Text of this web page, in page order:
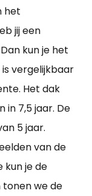
het
jij een
kun je het
vergelijkbaar
Het dak
in 7,5 jaar. De
5 jaar.
van de
kun je de
we de